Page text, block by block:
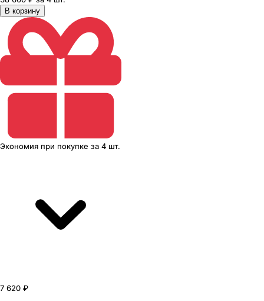
В корзину
Экономия при покупке за 4 шт.
7 620 ₽